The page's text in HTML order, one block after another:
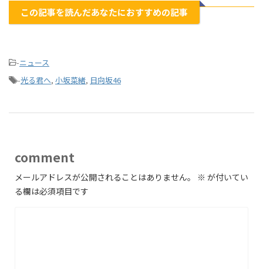
この記事を読んだあなたにおすすめの記事
-ニュース
-光る君へ, 小坂菜緒, 日向坂46
comment
メールアドレスが公開されることはありません。 ※ が付いてい
る欄は必須項目です